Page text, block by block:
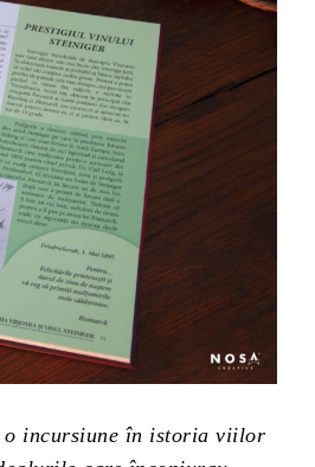
o incursiune în istoria viilor